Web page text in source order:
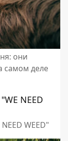
они
самом деле
WEED"